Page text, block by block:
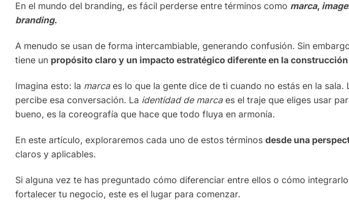
En el mundo del branding, es fácil perderse entre términos como marca,
branding.
A menudo se usan de forma intercambiable, generando confusión. Sin
tiene un propósito claro y un impacto estratégico diferente en la
Imagina esto: la marcaes lo que la gente dice de ti cuando no estás en la sala.
percibe esa conversación. La identidad de marcaes el traje que eliges usar
bueno, es la coreografía que hace que todo fluya en armonía.
En este artículo, exploraremos cada uno de estos términos desde una
claros y aplicables.
Si alguna vez te has preguntado cómo diferenciar entre ellos o cómo
fortalecer tu negocio, este es el lugar para comenzar.